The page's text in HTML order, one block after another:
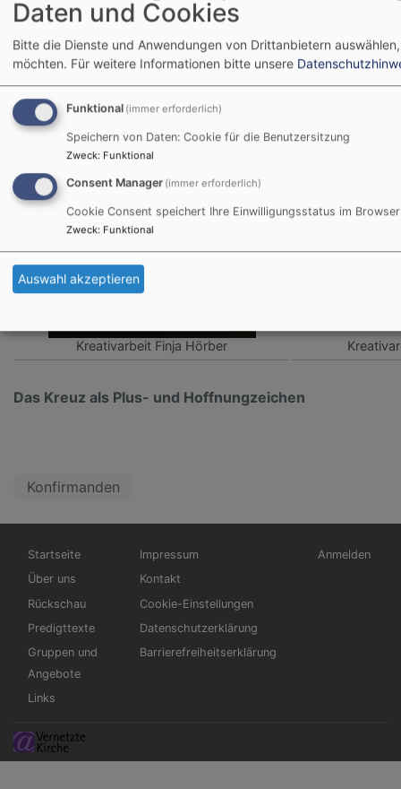
B. Kreile und M. Hessenauer
Das Kreuz als Plus- und Hoffnungzeichen
Kreativarbeit Finja Hörber
Konfirmanden
Hauptnavigation
Startseite
Über uns
Rückschau
Predigttexte
Gruppen und
Angebote
Links
Fußbereichsmenü
Impressum
Kontakt
Cookie-Einstellungen
Datenschutzerklärung
Barrierefreiheitserklärung
Anmelden
Daten und Cookies
Bitte die Dienste und Anwendungen von Drittanbietern
möchten. Für weitere Informationen bitte unsere
Funktional (immer erforderlich)
Speichern von Daten: Cookie für die Benutzersitzung
Zweck: Funktional
Consent Manager (immer erforderlich)
Cookie Consent speichert Ihre Einwilligungsstatus im Browser
Zweck: Funktional
Auswahl akzeptieren